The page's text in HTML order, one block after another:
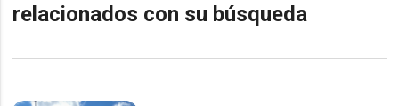
relacionados con su búsqueda